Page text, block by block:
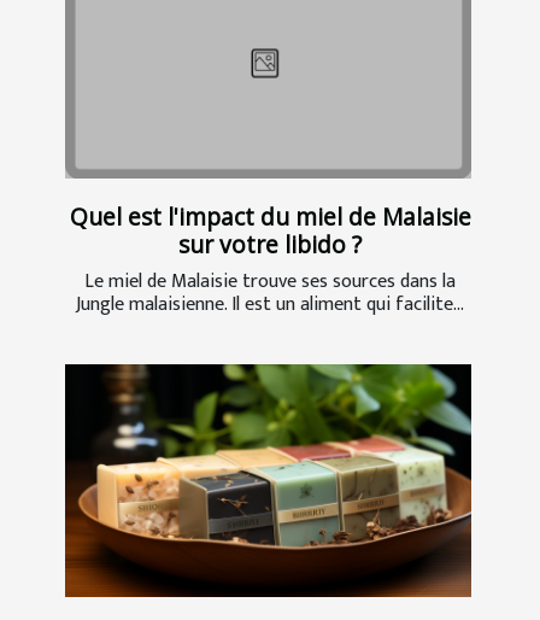
Quel est l'impact du miel de Malaisie
sur votre libido ?
Le miel de Malaisie trouve ses sources dans la
Jungle malaisienne. Il est un aliment qui facilite...